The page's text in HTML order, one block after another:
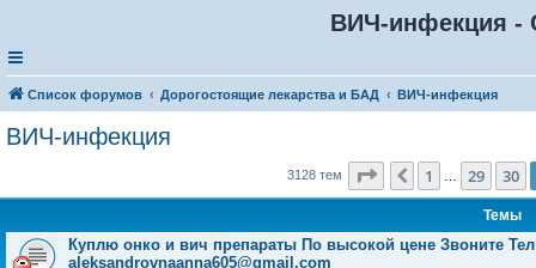
ВИЧ-инфекция -
Список форумов Дорогостоящие лекарства и БАД ВИЧ-инфекция
ВИЧ-инфекция
3128 тем Страница 31из 126
Пред.
1 29 30
Темы
Куплю онко и вич препараты По высокой цене Звоните
aleksandrovnaanna605@gmail.com